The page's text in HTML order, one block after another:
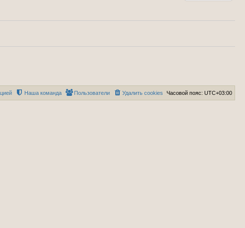
Часовой пояс: UTC+03:00
Удалить cookies
Пользователи
Наша команда